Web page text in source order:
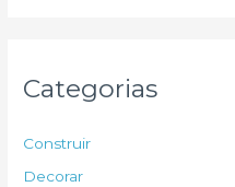
Categorias
Construir
Decorar